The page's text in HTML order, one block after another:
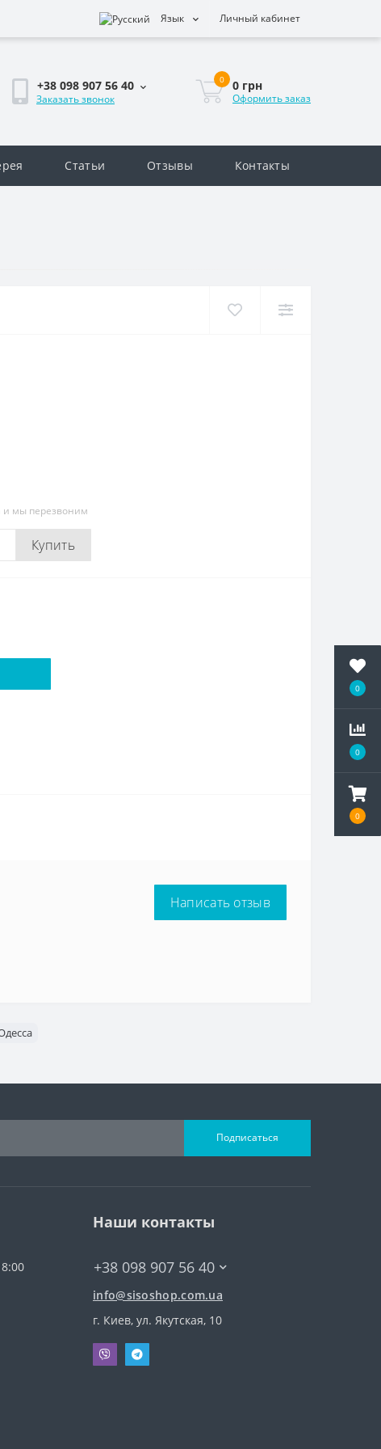
0
0
0
Язык Личный кабинет
+38 098 907 56 40
Заказать звонок
0 0 грн
Оформить заказ
Статьи Отзывы Контакты
и мы перезвоним
Купить
Написать отзыв
Подписаться
Наши контакты
+38 098 907 56 40
info@sisoshop.com.ua
г. Киев, ул. Якутская, 10